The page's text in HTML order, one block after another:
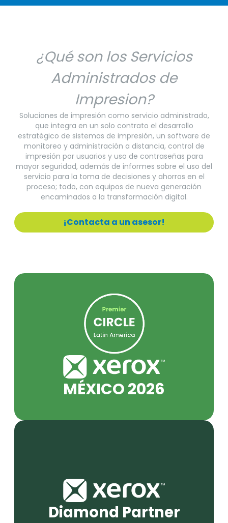
¿Qué son los Servicios
Administrados de
Impresion?
Soluciones de impresión como servicio administrado,
que integra en un solo contrato el desarrollo
estratégico de sistemas de impresión, un software de
monitoreo y administración a distancia, control de
impresión por usuarios y uso de contraseñas para
mayor seguridad, además de informes sobre el uso del
servicio para la toma de decisiones y ahorros en el
proceso; todo, con equipos de nueva generación
encaminados a la transformación digital.
¡Contacta a un asesor!
MÉXICO 2026
Diamond Partner